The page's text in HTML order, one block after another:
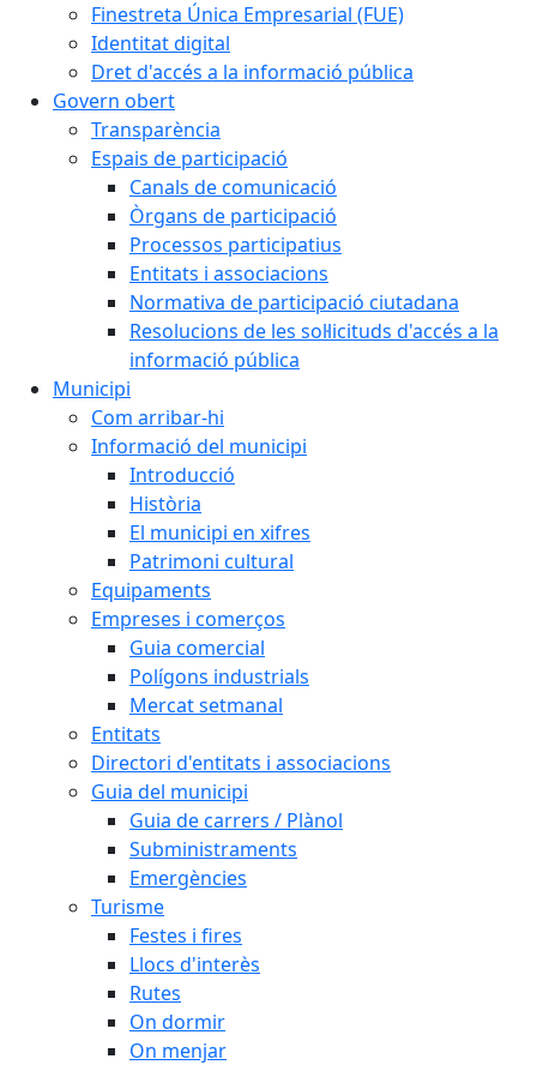
Finestreta Única Empresarial (FUE)
Identitat digital
Dret d'accés a la informació pública
Govern obert
Transparència
Espais de participació
Canals de comunicació
Òrgans de participació
Processos participatius
Entitats i associacions
Normativa de participació ciutadana
Resolucions de les sol·licituds d'accés a la
informació pública
Municipi
Com arribar-hi
Informació del municipi
Introducció
Història
El municipi en xifres
Patrimoni cultural
Equipaments
Empreses i comerços
Guia comercial
Polígons industrials
Mercat setmanal
Entitats
Directori d'entitats i associacions
Guia del municipi
Guia de carrers / Plànol
Subministraments
Emergències
Turisme
Festes i fires
Llocs d'interès
Rutes
On dormir
On menjar